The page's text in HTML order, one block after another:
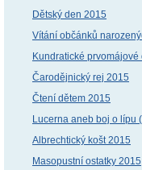
Dětský den 2015
Vítání občánků
Kundratické prvomájové
Čarodějnický rej 2015
Čtení dětem 2015
Lucerna aneb boj o lípu
Albrechtický košt 2015
Masopustní ostatky 2015